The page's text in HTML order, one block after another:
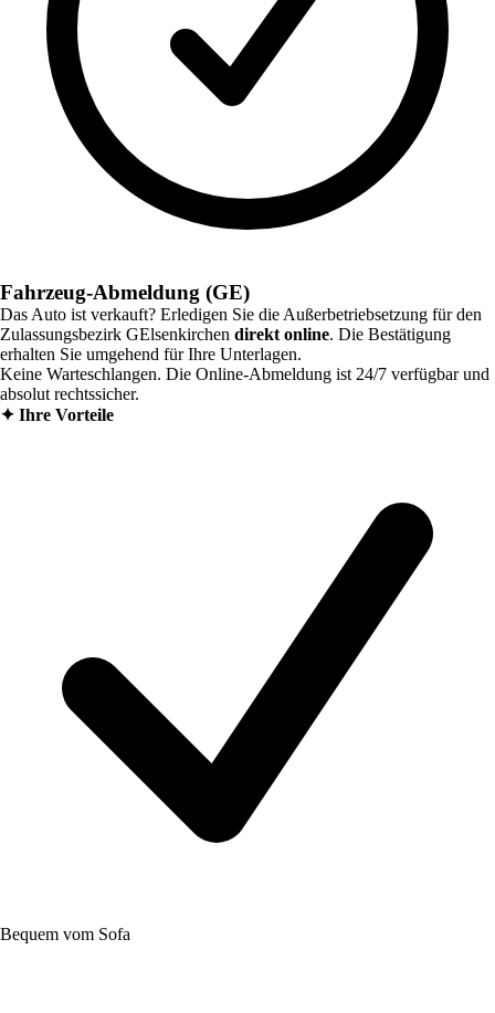
Fahrzeug-Abmeldung (GE)
Das Auto ist verkauft? Erledigen Sie die Außerbetriebsetzung für den
Zulassungsbezirk GElsenkirchen direkt online. Die Bestätigung
erhalten Sie umgehend für Ihre Unterlagen.
Keine Warteschlangen. Die Online-Abmeldung ist 24/7 verfügbar und
absolut rechtssicher.
✦ Ihre Vorteile
Bequem vom Sofa